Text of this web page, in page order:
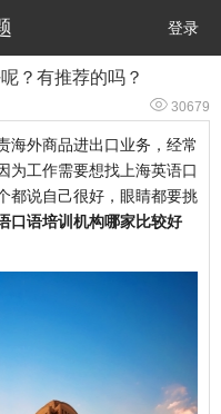
登录
？有推荐的吗？
 30679
海外商品进出口业务，经常
为工作需要想找上海英语口
都说自己很好，眼睛都要挑
口语培训机构哪家比较好